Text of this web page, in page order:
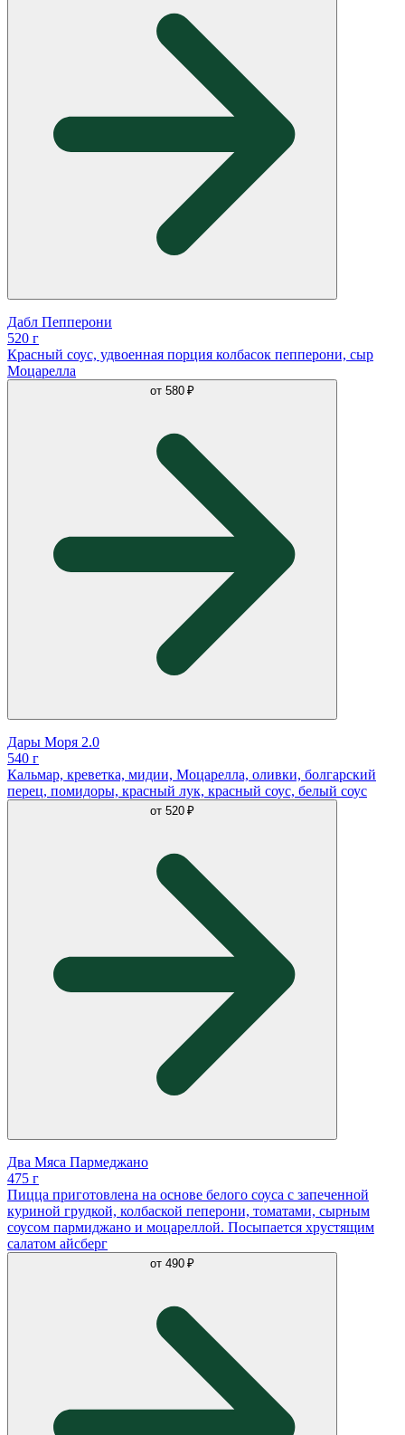
Дабл Пепперони
520 г
Красный соус, удвоенная порция колбасок пепперони, сыр
Моцарелла
от 580 ₽
Дары Моря 2.0
540 г
Кальмар, креветка, мидии, Моцарелла, оливки, болгарский
перец, помидоры, красный лук, красный соус, белый соус
от 520 ₽
Два Мяса Пармеджано
475 г
Пицца приготовлена на основе белого соуса с запеченной
куриной грудкой, колбаской пеперони, томатами, сырным
соусом пармиджано и моцареллой. Посыпается хрустящим
салатом айсберг
от 490 ₽